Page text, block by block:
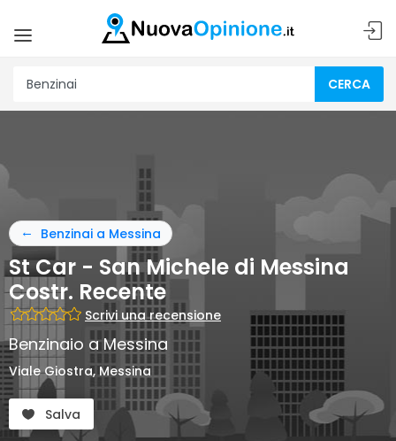
CERCA
Benzinai a Messina
St Car - San Michele di Messina
Costr. Recente
Scrivi una recensione
Benzinaio a Messina
Viale Giostra, Messina
Salva